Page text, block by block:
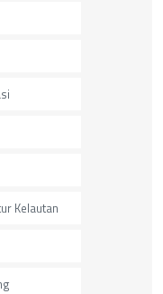
Kelautan